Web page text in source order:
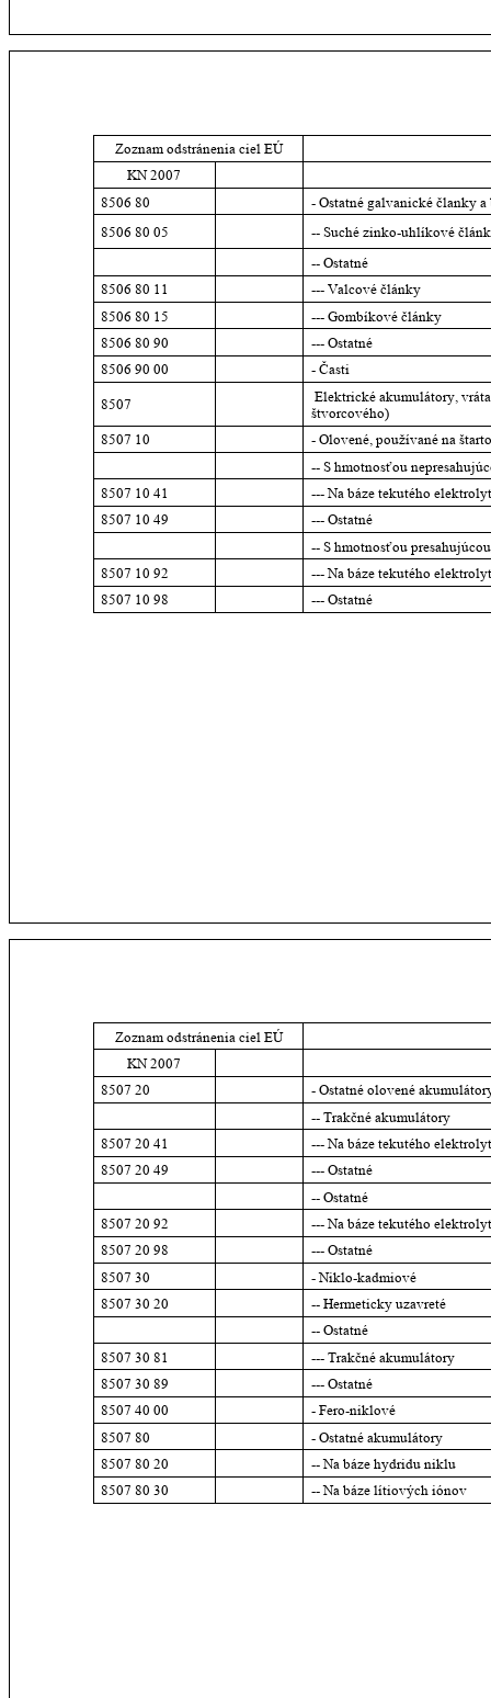
Zoznam odstránenia ciel EÚ
KN 2007
8506 80
- Ostatné galvanické članky a
8506 80 05
-- Suché zinko-uhlíkové
-- Ostatné
8506 80 11
--- Valcové články
8506 80 15
--- Gombíkové články
8506 80 90
--- Ostatné
8506 90 00
- Časti
8507
Elektrické akumulátory,
štvorcového)
8507 10
- Olovené, používané na
-- S hmotnosťou
8507 10 41
--- Na báze tekutého
8507 10 49
--- Ostatné
-- S hmotnosťou
8507 10 92
--- Na báze tekutého
8507 10 98
--- Ostatné
Zoznam odstránenia ciel EÚ
KN 2007
8507 20
- Ostatné olovené
-- Trakčné akumulátory
8507 20 41
--- Na báze tekutého
8507 20 49
--- Ostatné
-- Ostatné
8507 20 92
--- Na báze tekutého
8507 20 98
--- Ostatné
8507 30
- Niklo-kadmiové
8507 30 20
-- Hermeticky uzavreté
-- Ostatné
8507 30 81
--- Trakčné akumulátory
8507 30 89
--- Ostatné
8507 40 00
- Fero-niklové
8507 80
- Ostatné akumulátory
8507 80 20
-- Na báze hydridu niklu
8507 80 30
-- Na báze lítiových iónov